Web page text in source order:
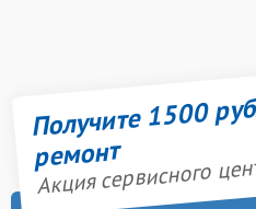
Получите 1500
ремонт
Акция сервисного